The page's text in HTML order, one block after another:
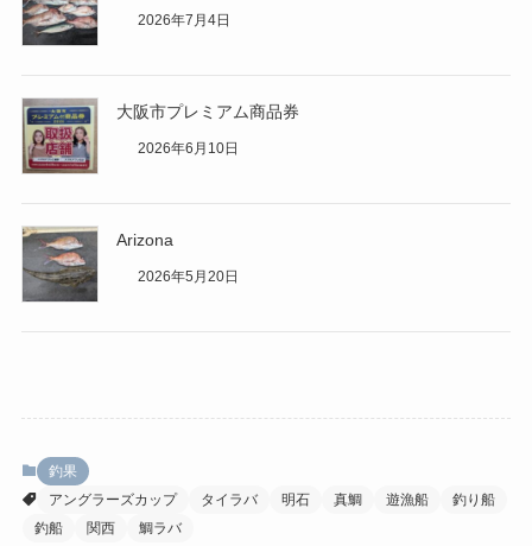
2026年7月4日
大阪市プレミアム商品券
2026年6月10日
Arizona
2026年5月20日
釣果
アングラーズカップ
タイラバ 明石 真鯛 遊漁船
釣り船
釣船
関西 鯛ラバ